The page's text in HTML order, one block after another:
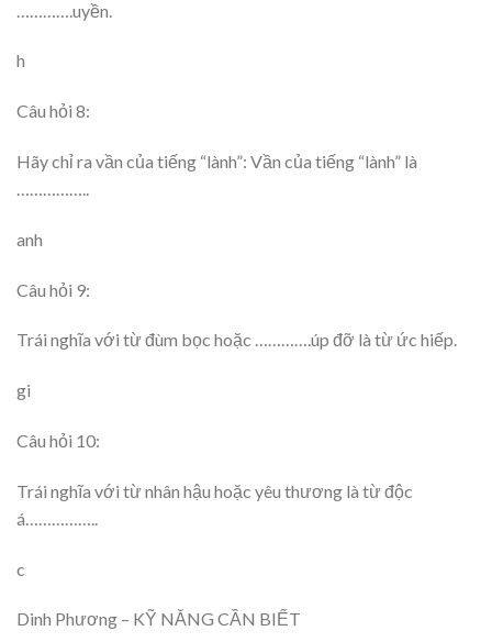
………….uyền.
h
Câu hỏi 8:
Hãy chỉ ra vần của tiếng “lành”: Vần của tiếng “lành” là
……………..
anh
Câu hỏi 9:
Trái nghĩa với từ đùm bọc hoặc ………….úp đỡ là từ ức hiếp.
gi
Câu hỏi 10:
Trái nghĩa với từ nhân hậu hoặc yêu thương là từ độc
á……………..
c
Dinh Phương – KỸ NĂNG CẦN BIẾT